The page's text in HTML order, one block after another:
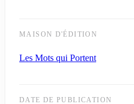
MAISON D'ÉDITION
Les Mots qui Portent
DATE DE PUBLICATION